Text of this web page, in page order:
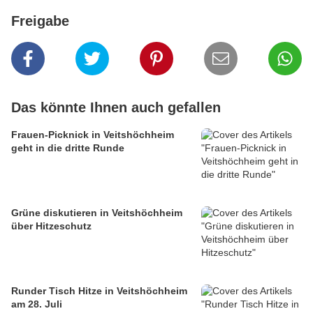
Freigabe
Das könnte Ihnen auch gefallen
Frauen-Picknick in Veitshöchheim
geht in die dritte Runde
Grüne diskutieren in Veitshöchheim
über Hitzeschutz
Runder Tisch Hitze in Veitshöchheim
am 28. Juli